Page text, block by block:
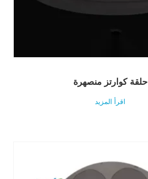
حلقة كوارتز منصهرة
اقرأ المزيد